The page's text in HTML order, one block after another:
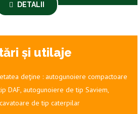
DETALII
și utilaje
deţine : autogunoiere compactoare
DAF, autogunoiere de tip Saviem,
de tip caterpilar